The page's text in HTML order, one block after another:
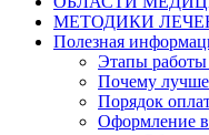
МЕТОДИКИ
Полезная
Этапы работы
Почему лучше
Порядок
Оформление